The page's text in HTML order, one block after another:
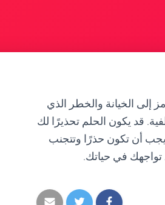
إلى الخيانة والخطر الذي
قد يكون الحلم تحذيرًا لك
أن تكون حذرًا وتتجنب
تواجهك في حياتك.